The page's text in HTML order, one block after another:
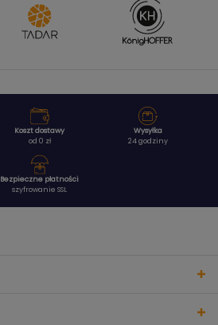
Koszt dostawy
od 0 zł
Wysyłka
24 godziny
Bezpieczne płatności
szyfrowanie SSL